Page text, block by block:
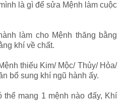
là gì để sửa Mệnh làm cuộc
làm cho Mệnh thăng bằng
khí về chất.
thiếu Kim/ Mộc/ Thủy/ Hỏa/
bổ sung khí ngũ hành ấy.
thể mang 1 mệnh nào đấy, Khí